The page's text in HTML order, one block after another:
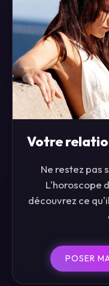
Votre
Ne restez pas
L'horoscope
découvrez ce
POSER